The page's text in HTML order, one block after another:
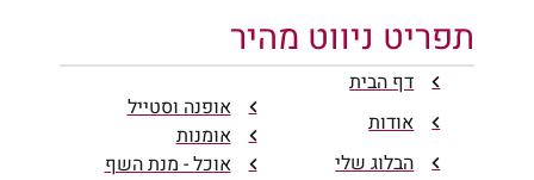
תפריט ניווט מהיר
דף הבית
אודות
הבלוג שלי
אופנה וסטייל
אומנות
אוכל - מנת השף